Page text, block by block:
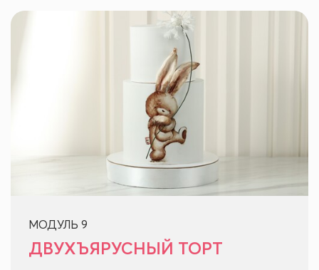
МОДУЛЬ 9
ДВУХЪЯРУСНЫЙ ТОРТ